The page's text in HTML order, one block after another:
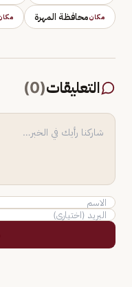
مكانمحافظة المهرة
التعليقات(
0
)